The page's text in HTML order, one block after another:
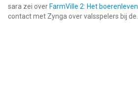
sara zei over FarmVille 2: Het boerenleven
contact met Zynga over valsspelers bij de...